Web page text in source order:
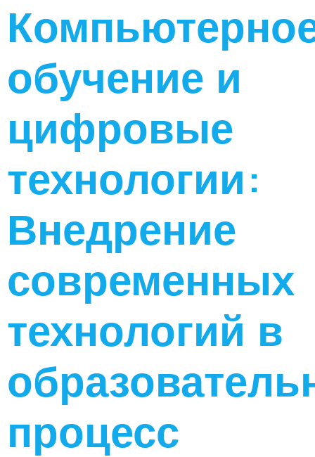
обучение и
цифровые
технологии:
Внедрение
современных
технологий в
процесс